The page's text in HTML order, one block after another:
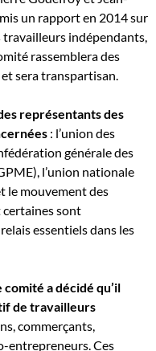
un rapport en 2014 sur
travailleurs indépendants,
rassemblera des
sera transpartisan.
représentants des
: l’union des
générale des
l’union nationale
le mouvement des
certaines sont
essentiels dans les
comité a décidé qu’il
de travailleurs
commerçants,
entrepreneurs. Ces